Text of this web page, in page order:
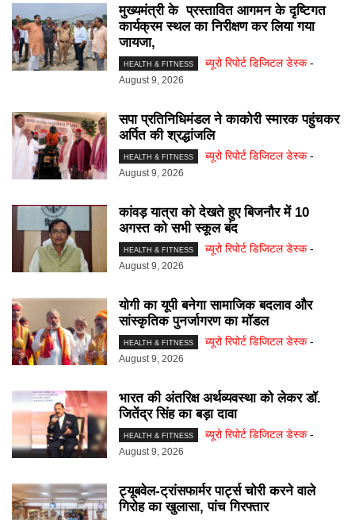
मुख्यमंत्री के प्रस्तावित आगमन के दृष्टिगत
कार्यक्रम स्थल का निरीक्षण कर लिया गया
जायजा,
HEALTH & FITNESS ब्यूरो रिपोर्ट डिजिटल डेस्क -
August 9, 2026
सपा प्रतिनिधिमंडल ने काकोरी स्मारक पहुंचकर
अर्पित की श्रद्धांजलि
HEALTH & FITNESS ब्यूरो रिपोर्ट डिजिटल डेस्क -
August 9, 2026
कांवड़ यात्रा को देखते हुए बिजनौर में 10
अगस्त को सभी स्कूल बंद
HEALTH & FITNESS ब्यूरो रिपोर्ट डिजिटल डेस्क -
August 9, 2026
योगी का यूपी बनेगा सामाजिक बदलाव और
सांस्कृतिक पुनर्जागरण का मॉडल
HEALTH & FITNESS ब्यूरो रिपोर्ट डिजिटल डेस्क -
August 9, 2026
भारत की अंतरिक्ष अर्थव्यवस्था को लेकर डॉ.
जितेंद्र सिंह का बड़ा दावा
HEALTH & FITNESS ब्यूरो रिपोर्ट डिजिटल डेस्क -
August 9, 2026
ट्यूबवेल-ट्रांसफार्मर पार्ट्स चोरी करने वाले
गिरोह का खुलासा, पांच गिरफ्तार